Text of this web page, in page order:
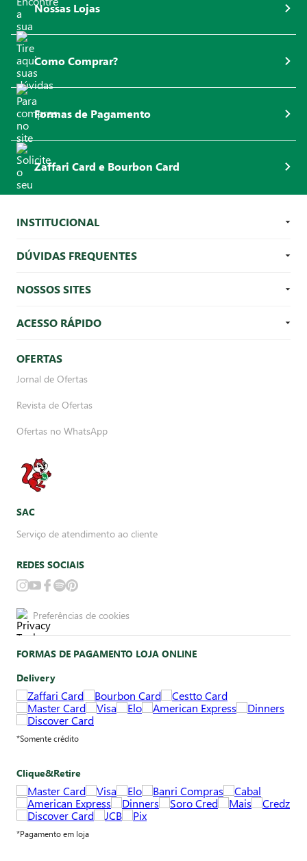
Nossas Lojas
Como Comprar?
Formas de Pagamento
Zaffari Card e Bourbon Card
INSTITUCIONAL
DÚVIDAS FREQUENTES
NOSSOS SITES
ACESSO RÁPIDO
OFERTAS
Jornal de Ofertas
Revista de Ofertas
Ofertas no WhatsApp
SAC
Serviço de atendimento ao cliente
REDES SOCIAIS
Preferências de cookies
FORMAS DE PAGAMENTO LOJA ONLINE
Delivery
*Somente crédito
Clique&Retire
*Pagamento em loja